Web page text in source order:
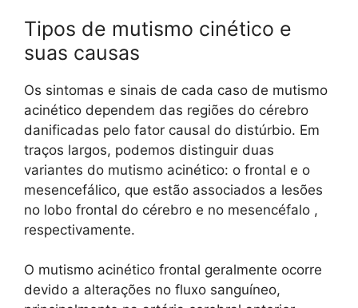
Tipos de mutismo cinético e
suas causas
Os sintomas e sinais de cada caso de mutismo
acinético dependem das regiões do cérebro
danificadas pelo fator causal do distúrbio. Em
traços largos, podemos distinguir duas
variantes do mutismo acinético: o frontal e o
mesencefálico, que estão associados a lesões
no lobo frontal do cérebro e no mesencéfalo ,
respectivamente.
O mutismo acinético frontal geralmente ocorre
devido a alterações no fluxo sanguíneo,